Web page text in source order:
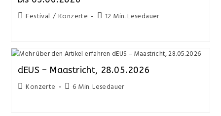
Festival / Konzerte 12 Min. Lesedauer
dEUS – Maastricht, 28.05.2026
Konzerte 6 Min. Lesedauer